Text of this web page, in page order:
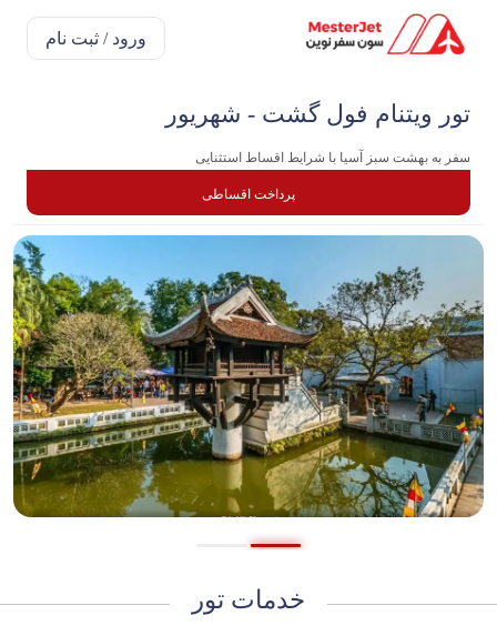
ورود / ثبت نام
تور ویتنام فول گشت - شهریور
سفر به بهشت سبز آسیا با شرایط اقساط استثنایی
پرداخت اقساطی
خدمات تور